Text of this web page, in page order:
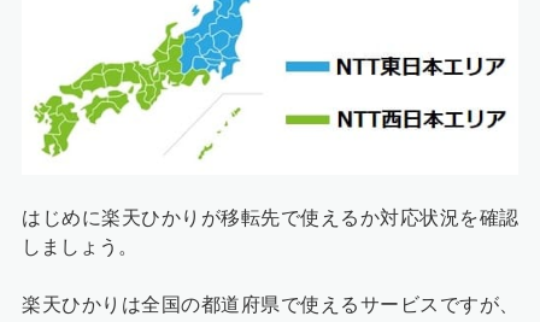
はじめに楽天ひかりが移転先で使えるか対応状況を確認
しましょう。
楽天ひかりは全国の都道府県で使えるサービスですが、